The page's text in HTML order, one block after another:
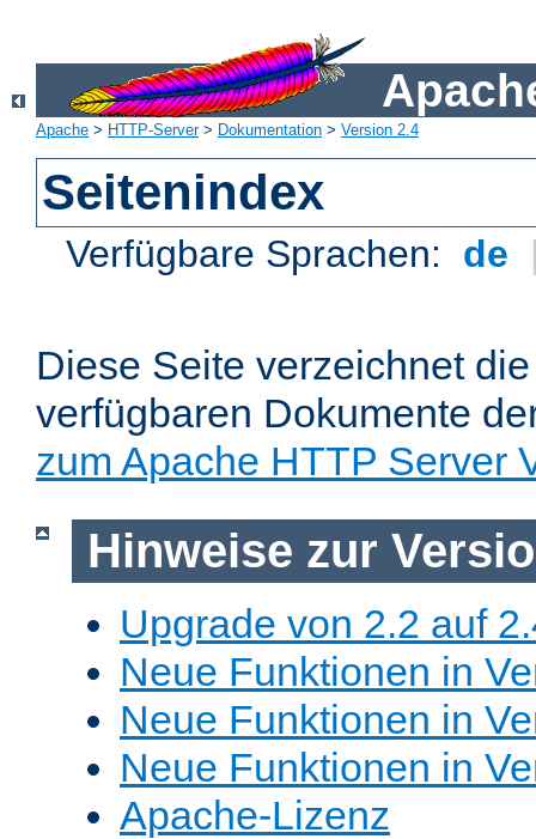
Apache > HTTP-Server> Dokumentation > Version 2.4
Seitenindex
Verfügbare Sprachen: de
Diese Seite verzeichnet
verfügbaren Dokumente
zum Apache HTTP Server
Hinweise zur
Upgrade von 2.2 auf
Neue Funktionen in
Neue Funktionen in
Neue Funktionen in
Apache-Lizenz